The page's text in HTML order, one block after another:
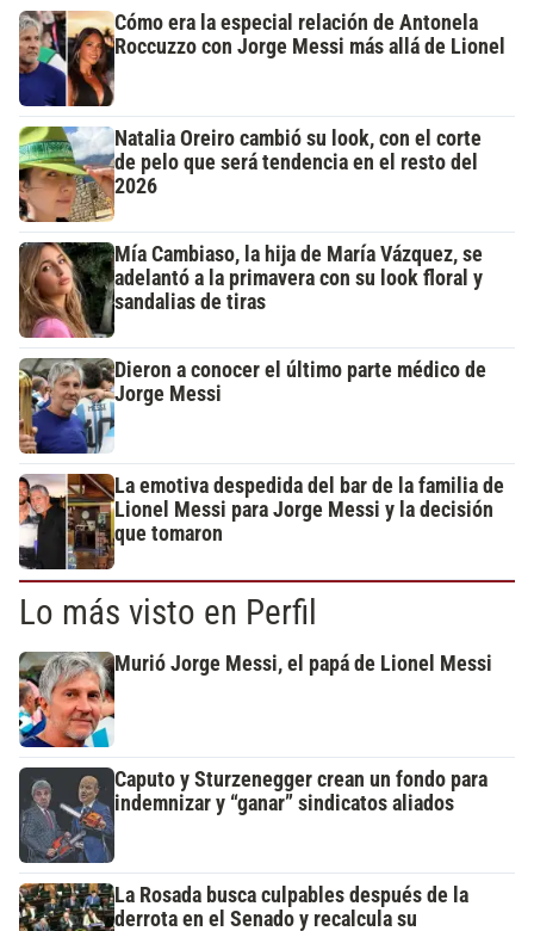
Cómo era la especial relación de Antonela
Roccuzzo con Jorge Messi más allá de Lionel
Natalia Oreiro cambió su look, con el corte
de pelo que será tendencia en el resto del
2026
Mía Cambiaso, la hija de María Vázquez, se
adelantó a la primavera con su look floral y
sandalias de tiras
Dieron a conocer el último parte médico de
Jorge Messi
La emotiva despedida del bar de la familia de
Lionel Messi para Jorge Messi y la decisión
que tomaron
Lo más visto en Perfil
Murió Jorge Messi, el papá de Lionel Messi
Caputo y Sturzenegger crean un fondo para
indemnizar y “ganar” sindicatos aliados
La Rosada busca culpables después de la
derrota en el Senado y recalcula su